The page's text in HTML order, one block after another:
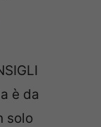
è da
solo